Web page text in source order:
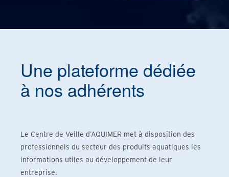
Une plateforme dédiée
à nos adhérents
Le Centre de Veille d’AQUIMER met à disposition des
professionnels du secteur des produits aquatiques les
informations utiles au développement de leur
entreprise.